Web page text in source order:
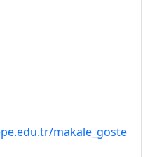
makale_goste